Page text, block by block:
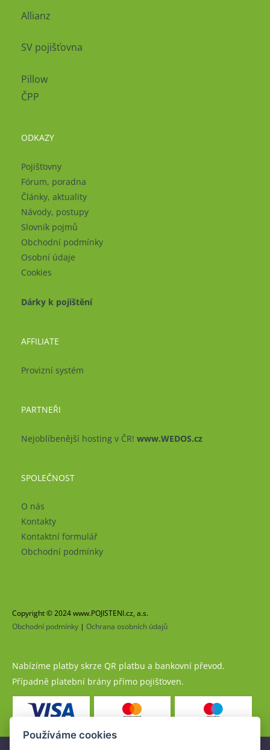
Allianz
SV pojišťovna
Pillow
ČPP
ODKAZY
Pojišťovny
Fórum, poradna
Články, aktuality
Návody, postupy
Slovník pojmů
Obchodní podmínky
Osobní údaje
Cookies
Dárky k pojištění
AFFILIATE
Provizní systém
PARTNEŘI
Nejoblíbenější hosting v ČR! www.WEDOS.cz
SPOLEČNOST
O nás
Kontakty
Kontaktní formulář
Obchodní podmínky
Copyright © 2024 www.POJISTENI.cz, a.s.
Obchodní podmínky | Ochrana osobních údajů
Nabízíme platby skrze QR platbu a bankovní převod.
Případně platební brány přímo pojišťoven.
Používáme cookies